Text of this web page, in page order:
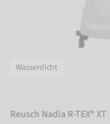
Wasserdicht
Reusch Nadia R-TEX® XT